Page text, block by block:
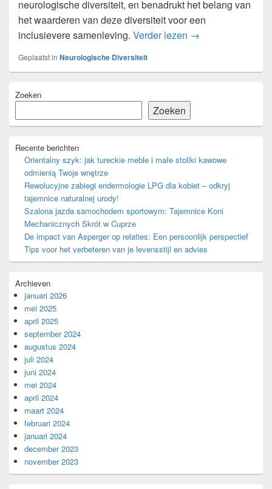
neurologische diversiteit, en benadrukt het belang van
het waarderen van deze diversiteit voor een
inclusievere samenleving. Verder lezen Begrip van
→
Geplaatst in Neurologische Diversiteit
zijbalk
gebied
Zoeken
Zoeken
Recente berichten
Orientalny szyk: jak tureckie meble i małe stoliki kawowe
odmienią Twoje wnętrze
Rewolucyjne zabiegi endermologie LPG dla kobiet – odkryj
tajemnice naturalnej urody!
Szalona jazda samochodem sportowym: Tajemnice Koni
Mechanicznych Skrót w Cuprze
De impact van Asperger op relaties: Een persoonlijk perspectief
Tips voor het verbeteren van je levensstijl en advies
Archieven
januari 2026
mei 2025
april 2025
september 2024
augustus 2024
juli 2024
juni 2024
mei 2024
april 2024
maart 2024
februari 2024
januari 2024
december 2023
november 2023